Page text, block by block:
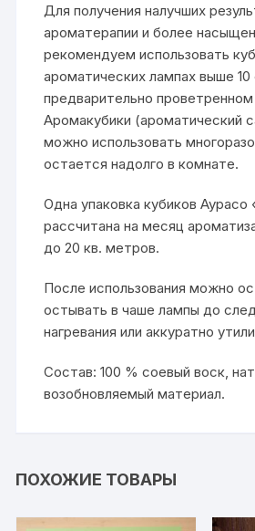
Для получения налучших
ароматерапии и более
рекомендуем использовать
ароматических лампах выше 10
предварительно
Аромакубики (ароматический
можно использовать
остается надолго в комнате.
Одна упаковка кубиков
рассчитана на месяц
до 20 кв. метров.
После использования можно
остывать в чаше лампы до
нагревания или аккуратно
Состав: 100 % соевый воск,
возобновляемый материал.
ПОХОЖИЕ ТОВАРЫ